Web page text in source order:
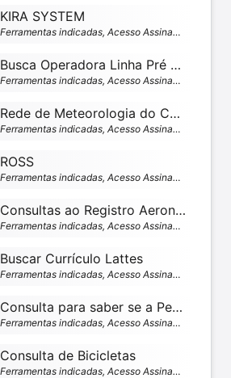
KIRA SYSTEM
Ferramentas indicadas, Acesso Assinante
Busca Operadora Linha Pré ativa por CPF
Ferramentas indicadas, Acesso Assinante
Rede de Meteorologia do Comando da Aeronáutica (REDEMET)
Ferramentas indicadas, Acesso Assinante
ROSS
Ferramentas indicadas, Acesso Assinante
Consultas ao Registro Aeronáutico Brasileiro (RAB)
Ferramentas indicadas, Acesso Assinante
Buscar Currículo Lattes
Ferramentas indicadas, Acesso Assinante
Consulta para saber se a Pessoa Física ou Jurídica possuem valores a receber no Sistema Financeiro.
Ferramentas indicadas, Acesso Assinante
Consulta de Bicicletas
Ferramentas indicadas, Acesso Assinante